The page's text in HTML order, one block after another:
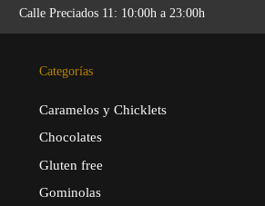
Calle Preciados 11: 10:00h a 23:00h
Categorías
Caramelos y Chicklets
Chocolates
Gluten free
Gominolas